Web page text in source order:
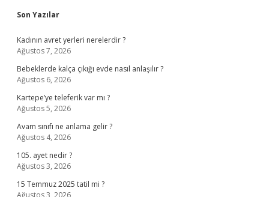
Sidebar
Son Yazılar
Kadının avret yerleri nerelerdir ?
Ağustos 7, 2026
Bebeklerde kalça çıkığı evde nasıl anlaşılır ?
Ağustos 6, 2026
Kartepe’ye teleferik var mı ?
Ağustos 5, 2026
Avam sınıfı ne anlama gelir ?
Ağustos 4, 2026
105. ayet nedir ?
Ağustos 3, 2026
15 Temmuz 2025 tatil mi ?
Ağustos 3, 2026